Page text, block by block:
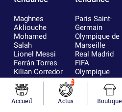
Maghnes
Akliouche
Mohamed
Salah
Lionel Messi
Ferrán Torres
Kilian Corredor
Franco
Mastantuono
Orel Mangala
Rio Mavuba
Paris Saint-
Germain
Olympique de
Marseille
Real Madrid
FIFA
Olympique
lyonnais
AS Monaco
FC Barcelone
Argentine
Accueil
2
Actus Boutique